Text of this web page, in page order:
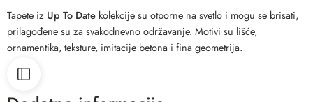
Tapete iz Up To Date kolekcije su otporne na svetlo i mogu se brisati,
prilagođene su za svakodnevno održavanje. Motivi su lišće,
ornamentika, teksture, imitacije betona i fina geometrija.